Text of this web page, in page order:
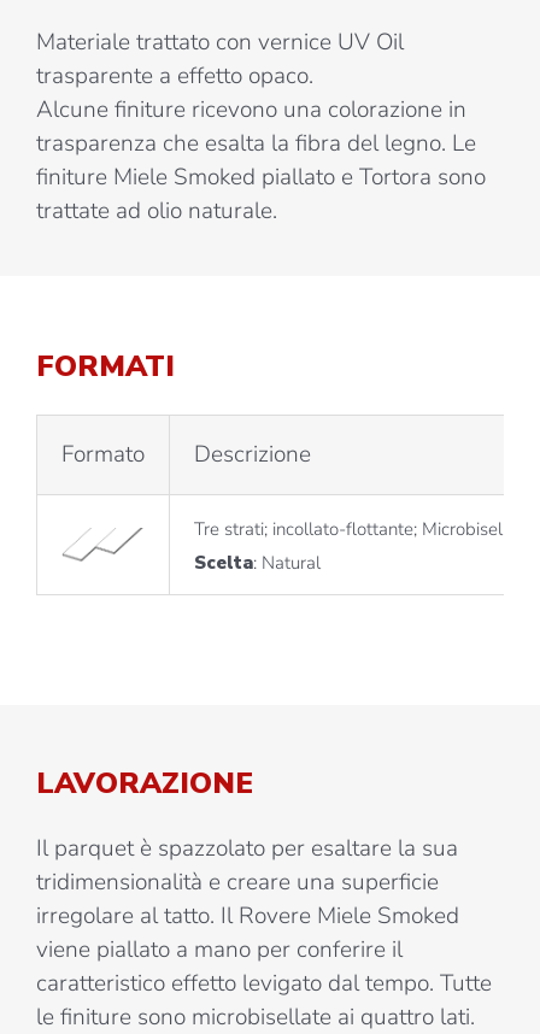
Materiale trattato con vernice UV Oil
trasparente a effetto opaco.
Alcune finiture ricevono una colorazione in
trasparenza che esalta la fibra del legno. Le
finiture Miele Smoked piallato e Tortora sono
trattate ad olio naturale.
FORMATI
Formato Descrizione
Tre strati; incollato-flottante; Microbisello
Scelta: Natural
LAVORAZIONE
Il parquet è spazzolato per esaltare la sua
tridimensionalità e creare una superficie
irregolare al tatto. Il Rovere Miele Smoked
viene piallato a mano per conferire il
caratteristico effetto levigato dal tempo. Tutte
le finiture sono microbisellate ai quattro lati.